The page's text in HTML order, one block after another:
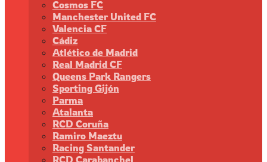
Cosmos FC
Manchester United FC
Valencia CF
Cádiz
Atlético de Madrid
Real Madrid CF
Queens Park Rangers
Sporting Gijón
Parma
Atalanta
RCD Coruña
Ramiro Maeztu
Racing Santander
RCD Carabanchel